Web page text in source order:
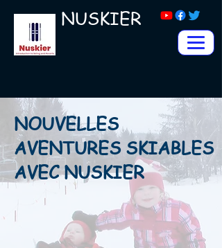
NUSKIER
NOUVELLES
AVENTURES SKIABLES
AVEC NUSKIER